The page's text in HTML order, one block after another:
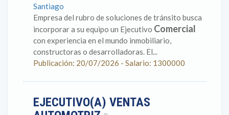
Santiago
Empresa del rubro de soluciones de tránsito busca
incorporar a su equipo un Ejecutivo Comercial
con experiencia en el mundo inmobiliario,
constructoras o desarrolladoras. El...
Publicación: 20/07/2026 - Salario: 1300000
EJECUTIVO(A) VENTAS